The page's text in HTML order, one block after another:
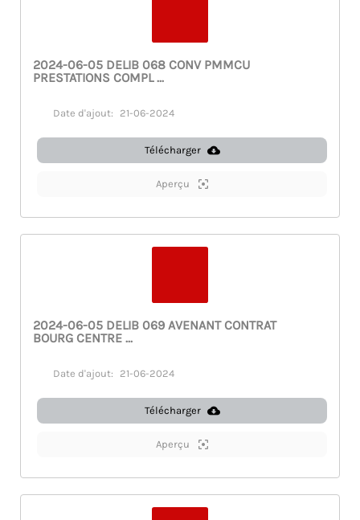
2024-06-05 DELIB 068 CONV PMMCU
PRESTATIONS COMPL ...
Date d'ajout: 21-06-2024
Télécharger
Aperçu
2024-06-05 DELIB 069 AVENANT CONTRAT
BOURG CENTRE ...
Date d'ajout: 21-06-2024
Télécharger
Aperçu